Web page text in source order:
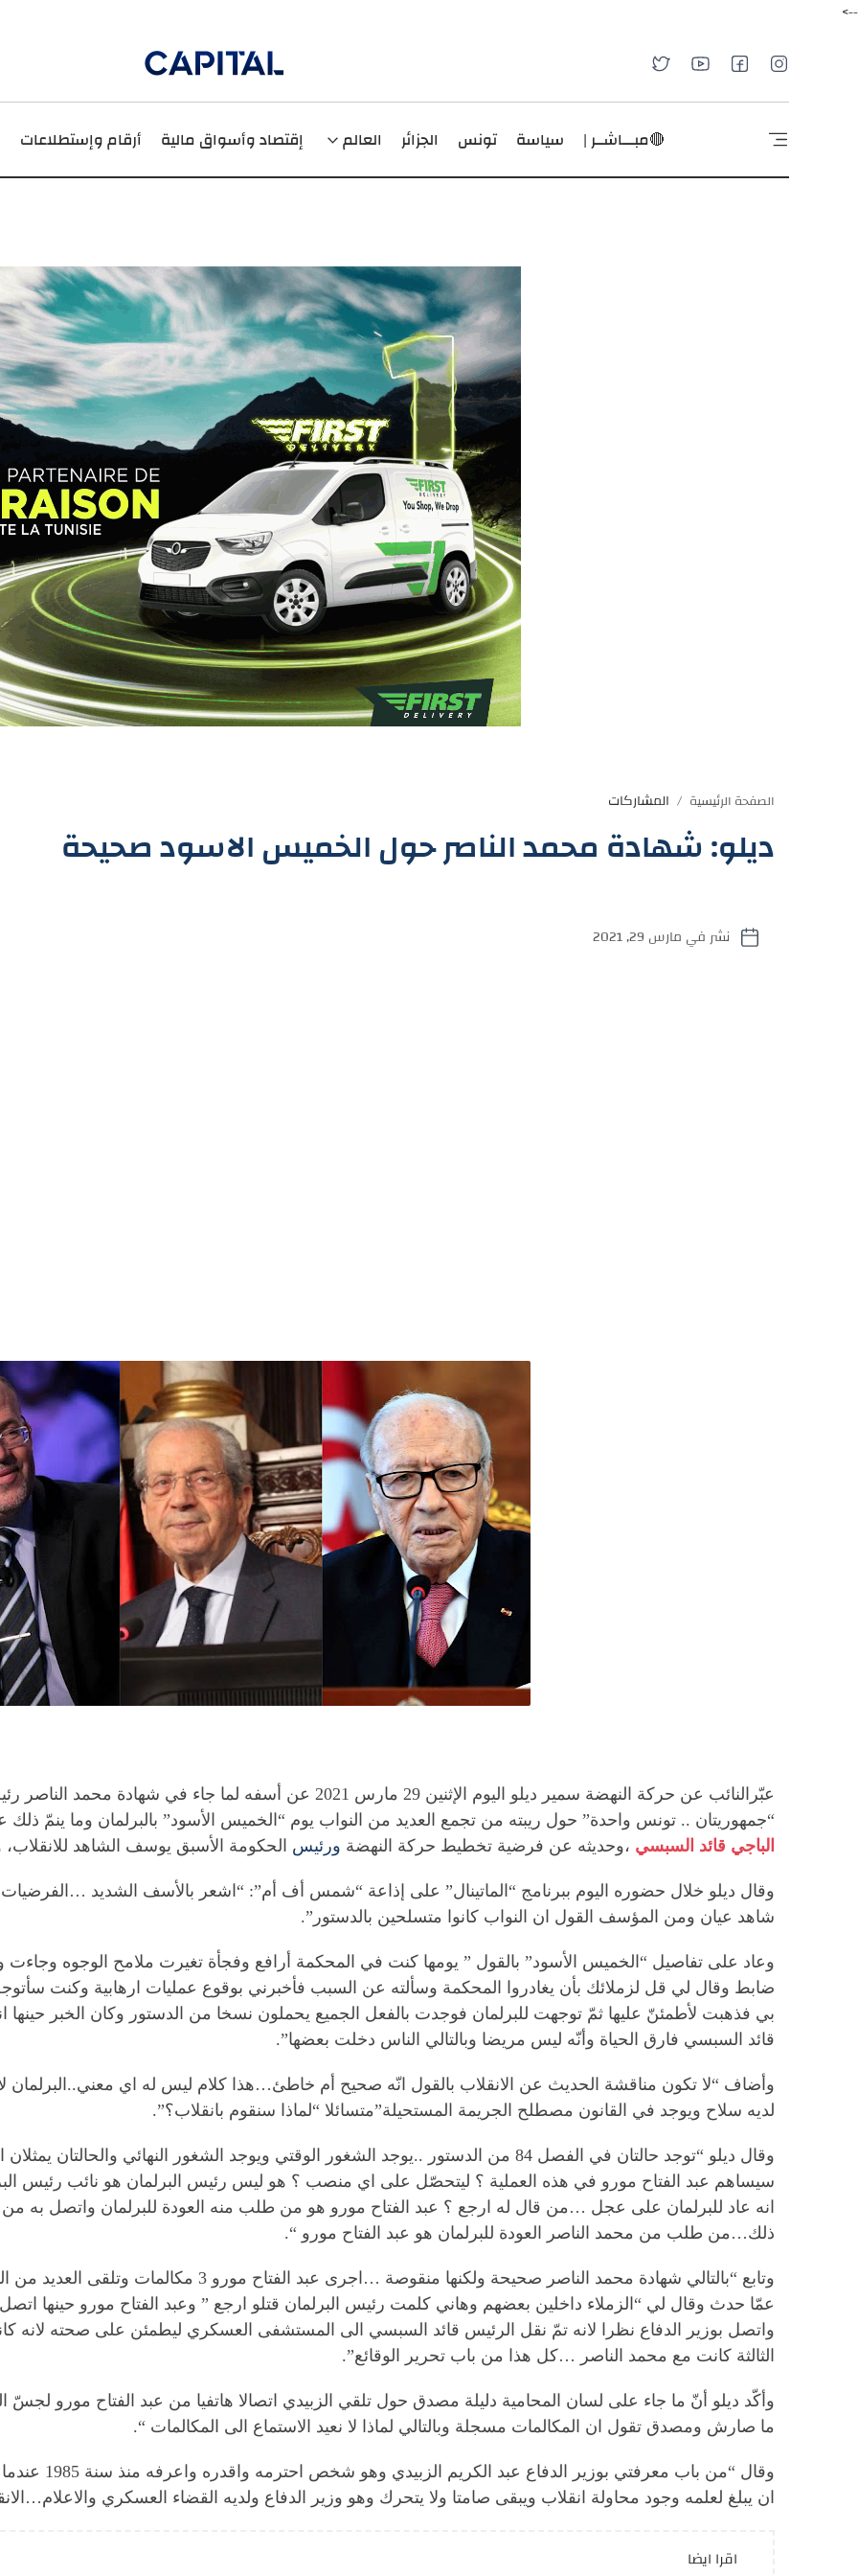
-->
🔴مبـــاشــر | سياسة تونس الجزائر العالم إقتصاد وأسواق مالية أرقام وإستطلاعات
الصفحة الرئيسية المشاركات
ديلو: شهادة محمد الناصر حول الخميس الاسود صحيحة
عبّرالنائب عن حركة النهضة سمير ديلو اليوم الإثنين 29 مارس 2021 عن
“جمهوريتان .. تونس واحدة” حول ريبته من تجمع العديد من النواب يوم “الخميس الأسود” بالبرلمان وما ينمّ
الباجي قائد السبسي ،وحديثه عن فرضية تخطيط حركة النهضة ورئيس الحكومة الأسبق يوسف الشاهد للانقلاب،
وقال ديلو خلال حضوره اليوم ببرنامج “الماتينال” على إذاعة “شمس أف أم”: “اشعر بالأسف الشديد
شاهد عيان ومن المؤسف القول ان النواب كانوا متسلحين بالدستور”.
وعاد على تفاصيل “الخميس الأسود” بالقول ” يومها كنت في المحكمة أرافع وفجأة تغيرت ملامح الوجوه وجاءت
ضابط وقال لي قل لزملائك بأن يغادروا المحكمة وسألته عن السبب فأخبرني بوقوع عمليات ارهابية وكنت
بي فذهبت لأطمئنّ عليها ثمّ توجهت للبرلمان فوجدت بالفعل الجميع يحملون نسخا من الدستور وكان الخبر حينها
قائد السبسي فارق الحياة وأنّه ليس مريضا وبالتالي الناس دخلت بعضها”.
وأضاف “لا تكون مناقشة الحديث عن الانقلاب بالقول انّه صحيح أم خاطئ…هذا كلام ليس له اي معني..البرلمان
لديه سلاح ويوجد في القانون مصطلح الجريمة المستحيلة”متسائلا “لماذا سنقوم بانقلاب؟”.
وقال ديلو “توجد حالتان في الفصل 84 من الدستور ..يوجد الشغور الوقتي ويوجد الشغور النهائي
سيساهم عبد الفتاح مورو في هذه العملية ؟ ليتحصّل على اي منصب ؟ هو ليس رئيس البرلمان هو نائب رئيس
انه عاد للبرلمان على عجل …من قال له ارجع ؟ عبد الفتاح مورو هو من طلب منه العودة للبرلمان واتصل به
ذلك…من طلب من محمد الناصر العودة للبرلمان هو عبد الفتاح مورو “.
وتابع “بالتالي شهادة محمد الناصر صحيحة ولكنها
عمّا حدث وقال لي “الزملاء داخلين بعضهم وهاني كلمت رئيس البرلمان قتلو ارجع ” وعبد الفتاح مورو حينها اتصل
واتصل بوزير الدفاع نظرا لانه تمّ نقل الرئيس قائد السبسي الى المستشفى العسكري ليطمئن على صحته لانه
الثالثة كانت مع محمد الناصر …كل هذا من باب تحرير الوقائع”.
وأكّد ديلو أنّ ما جاء على لسان المحامية دليلة مصدق حول تلقي الزبيدي اتصالا هاتفيا من عبد الفتاح مورو
ما صارش ومصدق تقول ان المكالمات مسجلة وبالتالي لماذا لا نعيد الاستماع الى المكالمات “.
وقال “من باب
ان يبلغ لعلمه وجود محاولة انقلاب ويبقى صامتا ولا يتحرك وهو وزير الدفاع ولديه القضاء العسكري
اقرا ايضا